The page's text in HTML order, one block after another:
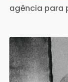
agência para